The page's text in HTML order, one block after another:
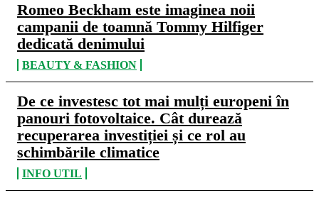
Romeo Beckham este imaginea noii
campanii de toamnă Tommy Hilfiger
dedicată denimului
BEAUTY & FASHION
De ce investesc tot mai mulți europeni în
panouri fotovoltaice. Cât durează
recuperarea investiției și ce rol au
schimbările climatice
INFO UTIL